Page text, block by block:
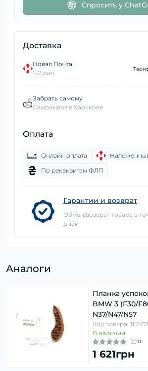
Спросить у
Доставка
Новая Почта
1–2 дня
Забрать самому
Самовывоз в Харькове
Оплата
Онлайн оплата
По реквизитам ФЛП
Гарантии и возврат
Обмен/возврат товара в
дней
Аналоги
Планка
BMW 3 (F30/
N37/N47/N57
Код товара:
В наличии
0
1 621грн